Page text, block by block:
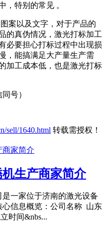
，特别的常见 。
案以及文字，对于产品的
的真伪情况，激光打标加工
必要担心打标过程中出现损
，能搞满足大产量生产需
加工成本低，也是激光打标
号）
sell/1640.html 转载需授权！
生产商家简介
一家位于济南的激光设备
信息概览：公司名称 山东
时间&nbs...